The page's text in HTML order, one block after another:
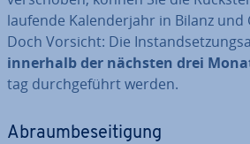
laufende Ka­len­der­jahr in Bilanz und
Doch Vorsicht: Die
innerhalb der nächsten drei
tag durch­ge­führt werden.
Ab­raum­be­sei­ti­gung